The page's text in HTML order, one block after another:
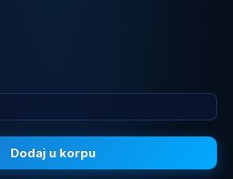
Dodaj u korpu